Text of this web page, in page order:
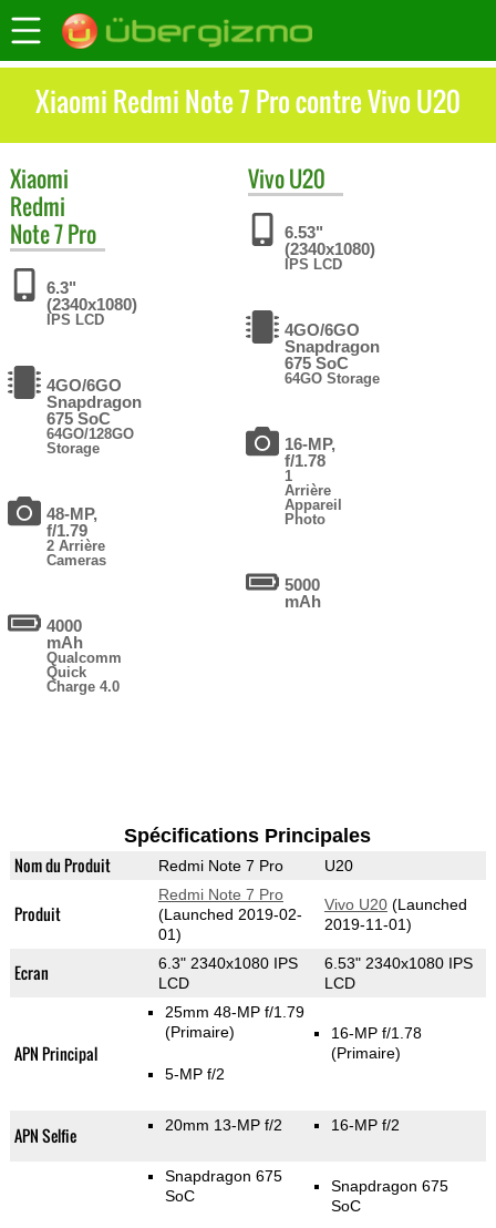
Xiaomi Redmi Note 7 Pro contre Vivo U20
Xiaomi
Redmi
Note 7 Pro
6.3"
(2340x1080)
IPS LCD
4GO/6GO
Snapdragon
675 SoC
64GO/128GO
Storage
48-MP,
f/1.79
2 Arrière
Cameras
4000
mAh
Qualcomm
Quick
Charge 4.0
VivoU20
6.53"
(2340x1080)
IPS LCD
4GO/6GO
Snapdragon
675 SoC
64GO Storage
16-MP,
f/1.78
1
Arrière
Appareil
Photo
5000
mAh
Spécifications Principales
Nom du Produit Redmi Note 7 Pro U20
Produit
Redmi Note 7 Pro
(Launched 2019-02-
01)
Vivo U20(Launched
2019-11-01)
Ecran
6.3" 2340x1080 IPS
LCD
6.53" 2340x1080 IPS
LCD
APN Principal
25mm 48-MP f/1.79
(Primaire)
5-MP f/2
16-MP f/1.78
(Primaire)
APN Selfie 20mm 13-MP f/2 16-MP f/2
Snapdragon 675
SoC
Snapdragon 675
SoC